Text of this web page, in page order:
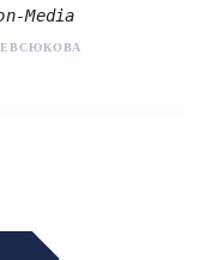
Media